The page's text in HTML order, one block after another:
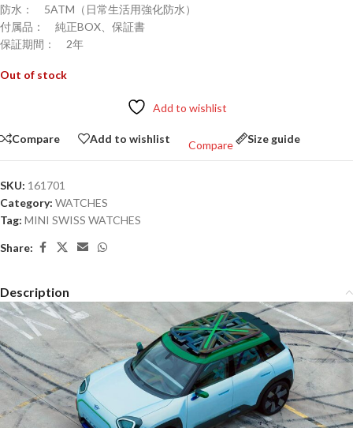
防水： 5ATM（日常生活用強化防水）
付属品： 純正BOX、保証書
保証期間： 2年
Out of stock
Add to wishlist
Compare Add to wishlist
Compare
Size guide
SKU: 161701
Category: WATCHES
Tag: MINI SWISS WATCHES
Share:
Description